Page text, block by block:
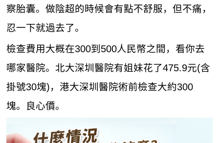
察胎囊。做陰超的時候會有點不舒服，但不痛，
忍一下就過去了。
檢查費用大概在300到500人民幣之間，看你去
哪家醫院。北大深圳醫院有姐妹花了475.9元(含
掛號30塊)，港大深圳醫院術前檢查大約300
塊。良心價。